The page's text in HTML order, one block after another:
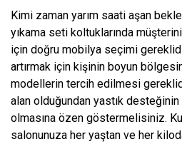
Kimi zaman yarım saati aşan
yıkama seti koltuklarında
için doğru mobilya seçimi
artırmak için kişinin boyun
modellerin tercih edilmesi
alan olduğundan yastık
olmasına özen göstermelisiniz.
salonunuza her yaştan ve her